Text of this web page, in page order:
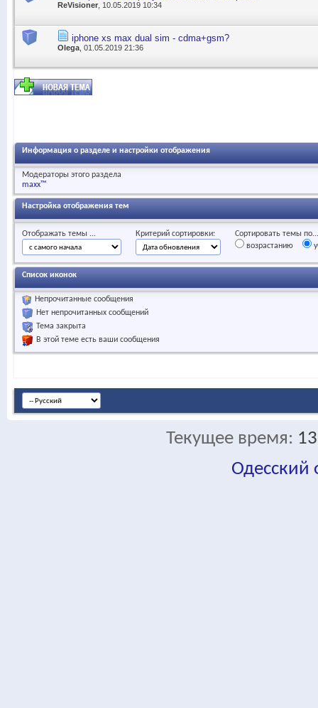
ReVisioner , 10.05.2019 10:34
iphone xs max dual sim - cdma+gsm?
Olega , 01.05.2019 21:36
Информация о разделе и настройки отображения
Модераторы этого раздела
maxx™
Настройка отображения тем
Отображать темы ... Критерий сортировки:
Сортировать темы по...
возрастанию
Список иконок
Непрочитанные сообщения
Нет непрочитанных сообщений
Тема закрыта
В этой теме есть ваши сообщения
Текущее время:
Одесский